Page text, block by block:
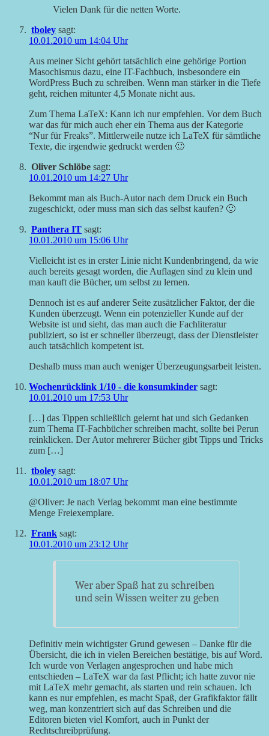
Vielen Dank für die netten Worte.
tboley sagt:
10.01.2010 um 14:04 Uhr
Aus meiner Sicht gehört tatsächlich eine gehörige Portion
Masochismus dazu, eine IT-Fachbuch, insbesondere ein
WordPress Buch zu schreiben. Wenn man stärker in die Tiefe
geht, reichen mitunter 4,5 Monate nicht aus.
Zum Thema LaTeX: Kann ich nur empfehlen. Vor dem Buch
war das für mich auch eher ein Thema aus der Kategorie
“Nur für Freaks”. Mittlerweile nutze ich LaTeX für sämtliche
Texte, die irgendwie gedruckt werden 🙂
Oliver Schlöbe sagt:
10.01.2010 um 14:27 Uhr
Bekommt man als Buch-Autor nach dem Druck ein Buch
zugeschickt, oder muss man sich das selbst kaufen? 🙂
Panthera IT sagt:
10.01.2010 um 15:06 Uhr
Vielleicht ist es in erster Linie nicht Kundenbringend, da wie
auch bereits gesagt worden, die Auflagen sind zu klein und
man kauft die Bücher, um selbst zu lernen.
Dennoch ist es auf anderer Seite zusätzlicher Faktor, der die
Kunden überzeugt. Wenn ein potenzieller Kunde auf der
Website ist und sieht, das man auch die Fachliteratur
publiziert, so ist er schneller überzeugt, dass der Dienstleister
auch tatsächlich kompetent ist.
Deshalb muss man auch weniger Überzeugungsarbeit leisten.
Wochenrücklink 1/10 - die konsumkinder sagt:
10.01.2010 um 17:53 Uhr
[…] das Tippen schließlich gelernt hat und sich Gedanken
zum Thema IT-Fachbücher schreiben macht, sollte bei Perun
reinklicken. Der Autor mehrerer Bücher gibt Tipps und Tricks
zum […]
tboley sagt:
10.01.2010 um 18:07 Uhr
@Oliver: Je nach Verlag bekommt man eine bestimmte
Menge Freiexemplare.
Frank sagt:
10.01.2010 um 23:12 Uhr
Wer aber Spaß hat zu schreiben
und sein Wissen weiter zu geben
Definitiv mein wichtigster Grund gewesen – Danke für die
Übersicht, die ich in vielen Bereichen bestätige, bis auf Word.
Ich wurde von Verlagen angesprochen und habe mich
entschieden – LaTeX war da fast Pflicht; ich hatte zuvor nie
mit LaTeX mehr gemacht, als starten und rein schauen. Ich
kann es nur empfehlen, es macht Spaß, der Grafikfaktor fällt
weg, man konzentriert sich auf das Schreiben und die
Editoren bieten viel Komfort, auch in Punkt der
Rechtschreibprüfung.